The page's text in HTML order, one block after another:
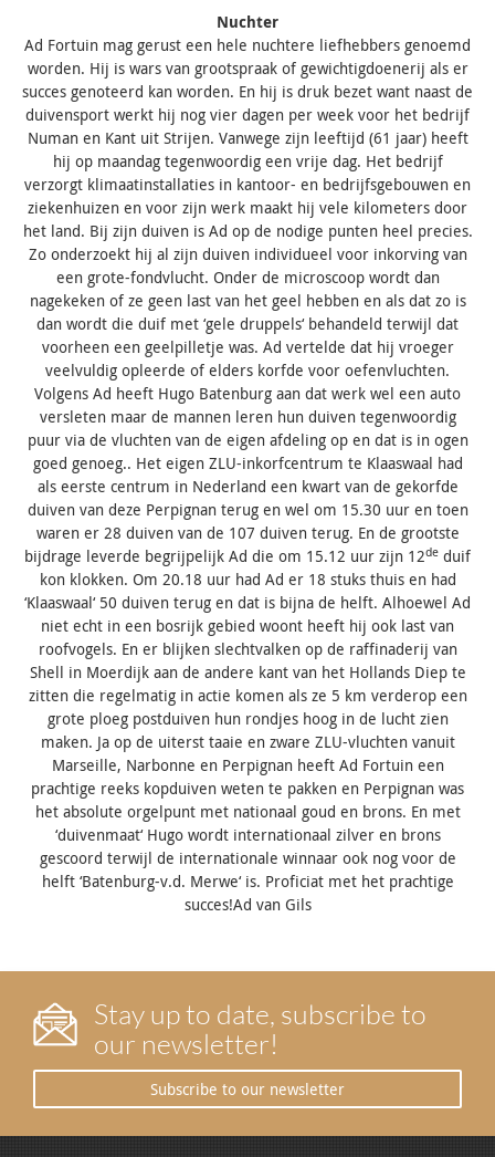
Nuchter
Ad Fortuin mag gerust een hele nuchtere liefhebbers genoemd
worden. Hij is wars van grootspraak of gewichtigdoenerij als er
succes genoteerd kan worden. En hij is druk bezet want naast de
duivensport werkt hij nog vier dagen per week voor het bedrijf
Numan en Kant uit Strijen. Vanwege zijn leeftijd (61 jaar) heeft
hij op maandag tegenwoordig een vrije dag. Het bedrijf
verzorgt klimaatinstallaties in kantoor- en bedrijfsgebouwen en
ziekenhuizen en voor zijn werk maakt hij vele kilometers door
het land. Bij zijn duiven is Ad op de nodige punten heel precies.
Zo onderzoekt hij al zijn duiven individueel voor inkorving van
een grote-fondvlucht. Onder de microscoop wordt dan
nagekeken of ze geen last van het geel hebben en als dat zo is
dan wordt die duif met ‘gele druppels‘ behandeld terwijl dat
voorheen een geelpilletje was. Ad vertelde dat hij vroeger
veelvuldig opleerde of elders korfde voor oefenvluchten.
Volgens Ad heeft Hugo Batenburg aan dat werk wel een auto
versleten maar de mannen leren hun duiven tegenwoordig
puur via de vluchten van de eigen afdeling op en dat is in ogen
goed genoeg.. Het eigen ZLU-inkorfcentrum te Klaaswaal had
als eerste centrum in Nederland een kwart van de gekorfde
duiven van deze Perpignan terug en wel om 15.30 uur en toen
waren er 28 duiven van de 107 duiven terug. En de grootste
bijdrage leverde begrijpelijk Ad die om 15.12 uur zijn 12de duif
kon klokken. Om 20.18 uur had Ad er 18 stuks thuis en had
‘Klaaswaal‘ 50 duiven terug en dat is bijna de helft. Alhoewel Ad
niet echt in een bosrijk gebied woont heeft hij ook last van
roofvogels. En er blijken slechtvalken op de raffinaderij van
Shell in Moerdijk aan de andere kant van het Hollands Diep te
zitten die regelmatig in actie komen als ze 5 km verderop een
grote ploeg postduiven hun rondjes hoog in de lucht zien
maken. Ja op de uiterst taaie en zware ZLU-vluchten vanuit
Marseille, Narbonne en Perpignan heeft Ad Fortuin een
prachtige reeks kopduiven weten te pakken en Perpignan was
het absolute orgelpunt met nationaal goud en brons. En met
‘duivenmaat‘ Hugo wordt internationaal zilver en brons
gescoord terwijl de internationale winnaar ook nog voor de
helft ‘Batenburg-v.d. Merwe‘ is. Proficiat met het prachtige
succes!Ad van Gils
Stay up to date, subscribe to
our newsletter!
Subscribe to our newsletter